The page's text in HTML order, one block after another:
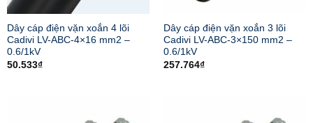
Dây cáp điện vặn xoắn 4 lõi
Cadivi LV-ABC-4×16 mm2 –
0.6/1kV
50.533₫
Dây cáp điện vặn xoắn 3 lõi
Cadivi LV-ABC-3×150 mm2 –
0.6/1kV
257.764₫